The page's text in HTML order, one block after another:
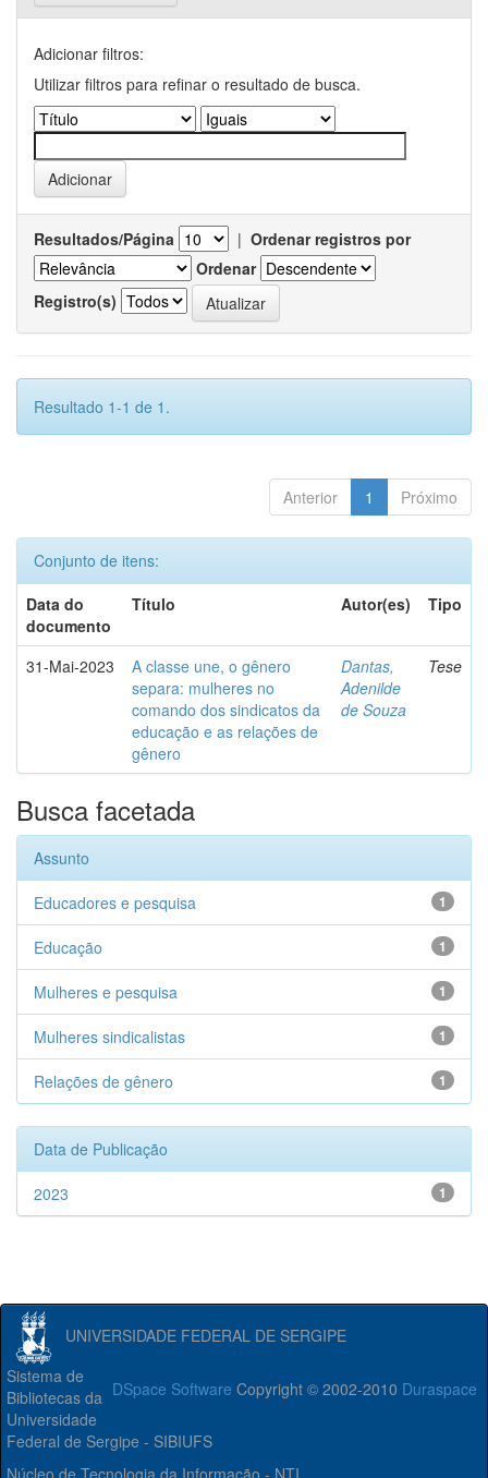
Adicionar filtros:
Utilizar filtros para refinar o resultado de busca.
Resultados/Página | Ordenar registros por
Ordenar
Registro(s)
Resultado 1-1 de 1.
Anterior 1 Próximo
Conjunto de itens:
Data do
documento
Título Autor(es) Tipo
31-Mai-2023
A classe une, o gênero
separa: mulheres no
comando dos sindicatos da
educação e as relações de
gênero
Dantas,
Adenilde
de Souza
Tese
Busca facetada
Assunto
1
Educadores e pesquisa
1
Educação
1
Mulheres e pesquisa
1
Mulheres sindicalistas
1
Relações de gênero
Data de Publicação
1
2023
UNIVERSIDADE FEDERAL DE SERGIPE
DSpace Software Copyright © 2002-2010 Duraspace
Sistema de
Bibliotecas da
Universidade
Federal de Sergipe - SIBIUFS
Núcleo de Tecnologia da Informação - NTI